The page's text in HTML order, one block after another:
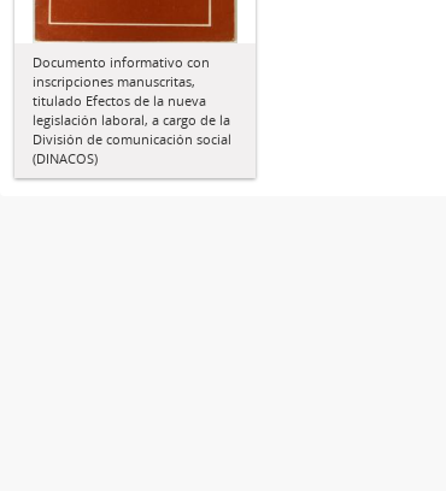
Documento informativo con
inscripciones manuscritas,
titulado Efectos de la nueva
legislación laboral, a cargo de la
División de comunicación social
(DINACOS)